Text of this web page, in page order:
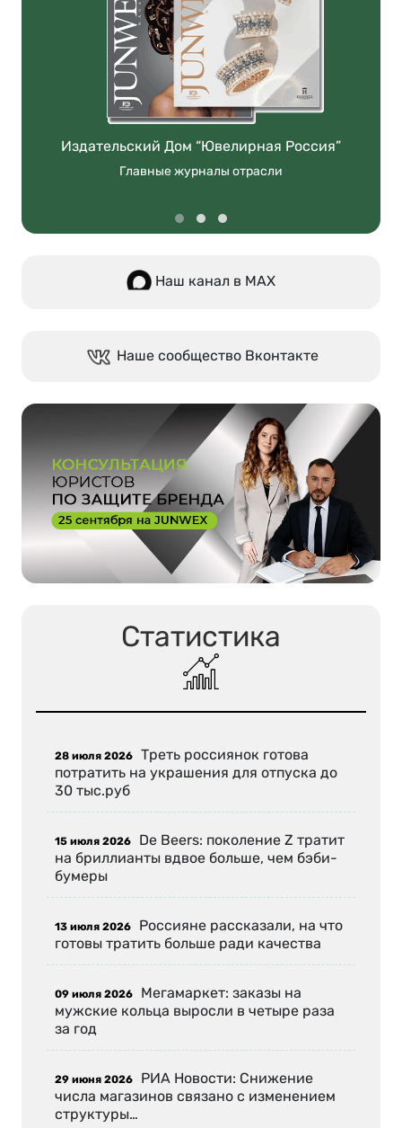
Издательский Дом “Ювелирная Россия”
Главные журналы отрасли
Наш канал в МАХ
Наше сообщество Вконтакте
Статистика
28 июля 2026 Треть россиянок готова
потратить на украшения для отпуска до
30 тыс.руб
15 июля 2026 De Beers: поколение Z тратит
на бриллианты вдвое больше, чем бэби-
бумеры
13 июля 2026 Россияне рассказали, на что
готовы тратить больше ради качества
09 июля 2026 Мегамаркет: заказы на
мужские кольца выросли в четыре раза
за год
29 июня 2026 РИА Новости: Снижение
числа магазинов связано с изменением
структуры…